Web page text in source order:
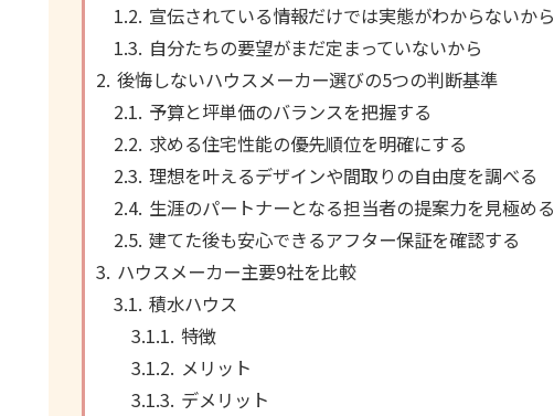
宣伝されている情報だけでは実態がわからないから
自分たちの要望がまだ定まっていないから
後悔しないハウスメーカー選びの5つの判断基準
予算と坪単価のバランスを把握する
求める住宅性能の優先順位を明確にする
理想を叶えるデザインや間取りの自由度を調べる
生涯のパートナーとなる担当者の提案力を見極める
建てた後も安心できるアフター保証を確認する
ハウスメーカー主要9社を比較
積水ハウス
特徴
メリット
デメリット